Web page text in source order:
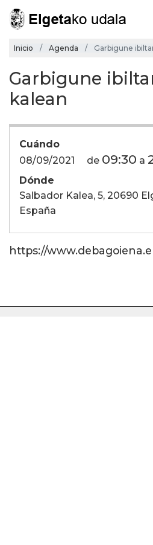
Inicio Agenda Garbigune
Garbigune
kalean
Cuándo
08/09/2021
de 09:30 a
Dónde
Salbador Kalea, 5, 20690
España
https://